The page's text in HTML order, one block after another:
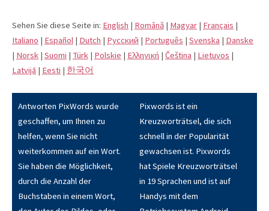
Sehen Sie diese Seite in: English | Română | Magyar | Français |
Italiano | Español | Dutch | Pусский | Português | Svenska | Danske
| Norsk | Suomi | Türk | Polskie | Eλληνική | Čeština | Lietuvos |
Latvijā | Eesti | 한국어
Antworten PixWords wurde
geschaffen, um Ihnen zu
helfen, wenn Sie nicht
weiterkommen auf ein Wort.
Sie haben die Möglichkeit,
durch die Anzahl der
Buchstaben in einem Wort,
Pixwords ist ein
Kreuzworträtsel, die sich
schnell in der Popularität
gewachsen ist. Pixwords
hat Spiele Kreuzworträtsel
in 19 Sprachen und ist auf
Handys mit dem